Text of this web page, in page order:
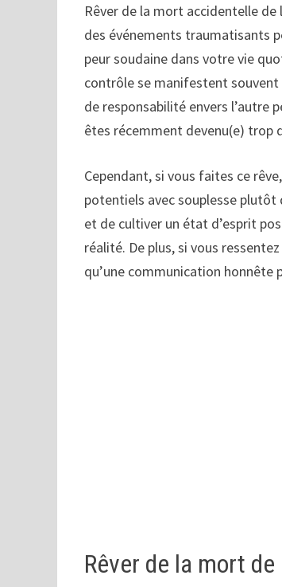
Rêver de la mort accidentelle
des événements traumatisants
peur soudaine dans votre vie
contrôle se manifestent
de responsabilité envers l’autre
êtes récemment devenu(e) trop
Cependant, si vous faites ce
potentiels avec souplesse plutôt
et de cultiver un état d’esprit
réalité. De plus, si vous
qu’une communication honnête
Rêver de la mort